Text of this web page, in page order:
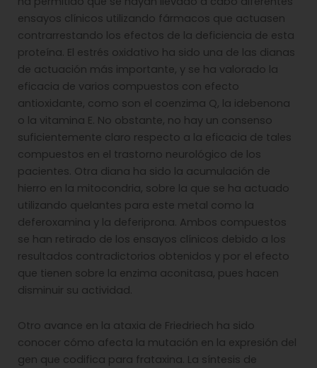
ensayos clínicos utilizando fármacos que actuasen
contrarrestando los efectos de la deficiencia de esta
proteína. El estrés oxidativo ha sido una de las dianas
de actuación más importante, y se ha valorado la
eficacia de varios compuestos con efecto
antioxidante, como son el coenzima Q, la idebenona
o la vitamina E. No obstante, no hay un consenso
suficientemente claro respecto a la eficacia de tales
compuestos en el trastorno neurológico de los
pacientes. Otra diana ha sido la acumulación de
hierro en la mitocondria, sobre la que se ha actuado
utilizando quelantes para este metal como la
deferoxamina y la deferiprona. Ambos compuestos
se han retirado de los ensayos clínicos debido a los
resultados contradictorios obtenidos y por el efecto
que tienen sobre la enzima aconitasa, pues hacen
disminuir su actividad.
Otro avance en la ataxia de Friedriech ha sido
conocer cómo afecta la mutación en la expresión del
gen que codifica para frataxina. La síntesis de